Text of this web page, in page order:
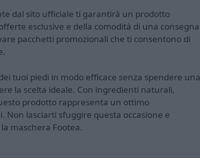
dal sito ufficiale ti garantirà un prodotto
esclusive e della comodità di una consegna
pacchetti promozionali che ti consentono di
tuoi piedi in modo efficace senza spendere una
la scelta ideale. Con ingredienti naturali,
prodotto rappresenta un ottimo
Non lasciarti sfuggire questa occasione e
maschera Footea.